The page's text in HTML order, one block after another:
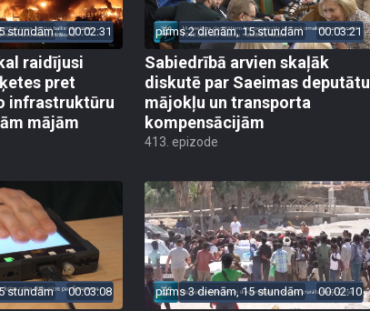
stundām 00:02:31
raidījusi
pret
infrastruktūru
mājām
pirms 2 dienām, 15 stundām 00:03:21
Sabiedrībā arvien skaļāk
diskutē par Saeimas deputātu
mājokļu un transporta
kompensācijām
413. epizode
stundām 00:03:08 pirms 3 dienām, 15 stundām 00:02:10